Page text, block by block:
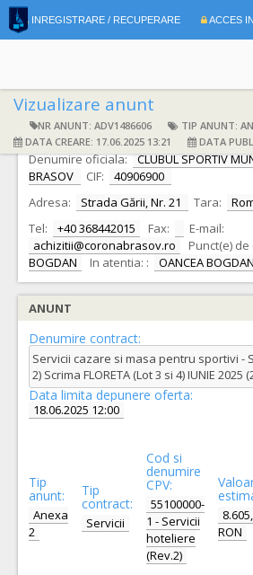
INREGISTRARE / RECUPERARE ACCES
Vizualizare anunt
NR ANUNT: ADV1486606
TIP ANUNT:
DATA CREARE: 17.06.2025 13:21
DATA
DATE IDENTIFICARE AUTORITATE
Denumire oficiala: CLUBUL SPORTIV
BRASOV
CIF:
40906900
Adresa:
Strada Gării, Nr. 21 Tara:
Tel:
+40 368442015 Fax:
E-mail:
achizitii@coronabrasov.ro
Punct(e) de
BOGDAN
In atentia: : OANCEA BOGDAN
ANUNT
Denumire contract:
Servicii cazare si masa pentru sportivi -
2) Scrima FLORETA (Lot 3 si 4) IUNIE 2025
Data limita depunere oferta:
18.06.2025 12:00
Tip
anunt:
Anexa
2
Tip
contract:
Servicii
Cod si
denumire
CPV:
55100000-
1 - Servicii
hoteliere
(Rev.2)
RON